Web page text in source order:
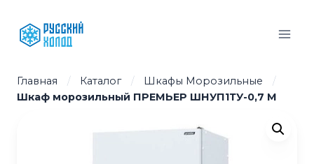
содержимому
Главная / Каталог / Шкафы Морозильные
/
Шкаф морозильный ПРЕМЬЕР ШНУП1ТУ-0,7 М